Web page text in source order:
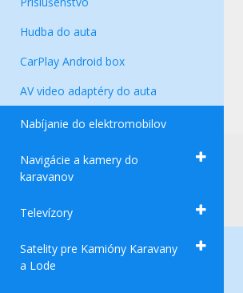
Hudba do auta
CarPlay Android box
AV video adaptéry do auta
Nabíjanie do elektromobilov
Navigácie a kamery do
karavanov
Televízory
Satelity pre Kamióny Karavany
a Lode